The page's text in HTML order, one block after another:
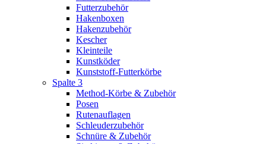
Futterzubehör
Hakenboxen
Hakenzubehör
Kescher
Kleinteile
Kunstköder
Kunststoff-Futterkörbe
Spalte 3
Method-Körbe & Zubehör
Posen
Rutenauflagen
Schleuderzubehör
Schnüre & Zubehör